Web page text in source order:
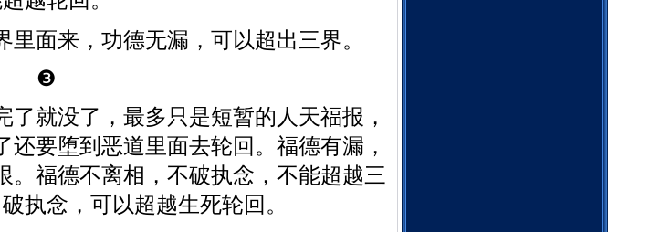
面来，功德无漏，可以超出三界。
❸
就没了，最多只是短暂的人天福报，
还要堕到恶道里面去轮回。福德有漏，
。福德不离相，不破执念，不能超越三
执念，可以超越生死轮回。